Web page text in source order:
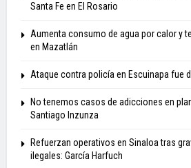
Santa Fe en El Rosario
Aumenta consumo de agua por calor y
en Mazatlán
Ataque contra policía en Escuinapa fue
No tenemos casos de adicciones en
Santiago Inzunza
Refuerzan operativos en Sinaloa tras
ilegales: García Harfuch